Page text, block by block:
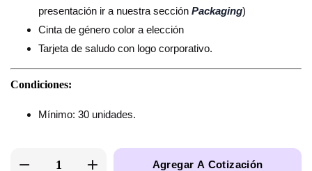
presentación ir a nuestra sección Packaging)
Cinta de género color a elección
Tarjeta de saludo con logo corporativo.
Condiciones:
Mínimo: 30 unidades.
Agregar A Cotización